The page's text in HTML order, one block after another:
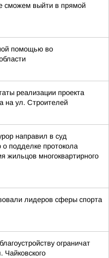
сможем выйти в прямой
помощью во
реализации проекта
на ул. Строителей
направил в суд
о подделке протокола
жильцов многоквартирного
лидеров сферы спорта
ограничат
Чайковского